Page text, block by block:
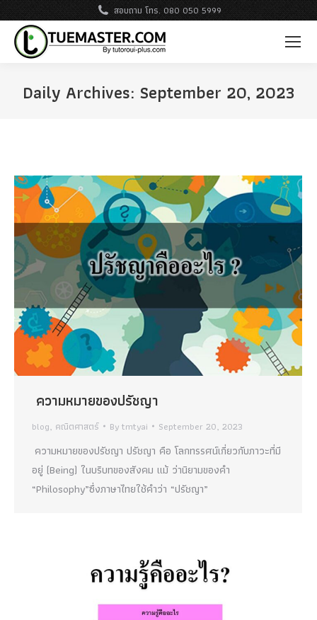
สอบถาม โทร. 080 050 5999
Daily Archives: September 20, 2023
ความหมายของปรัชญา
blog, คณิตศาสตร์ Bytmtyai September 20, 2023
ความหมายของปรัชญา ปรัชญา คือ โลกทรรศน์เกี่ยวกับภาวะที่มี
อยู่ (Being) ในบริบทของสังคม แม้ ว่านิยามของคำ
“Philosophy”ซึ่งภาษาไทยใช้คำว่า “ปรัชญา”